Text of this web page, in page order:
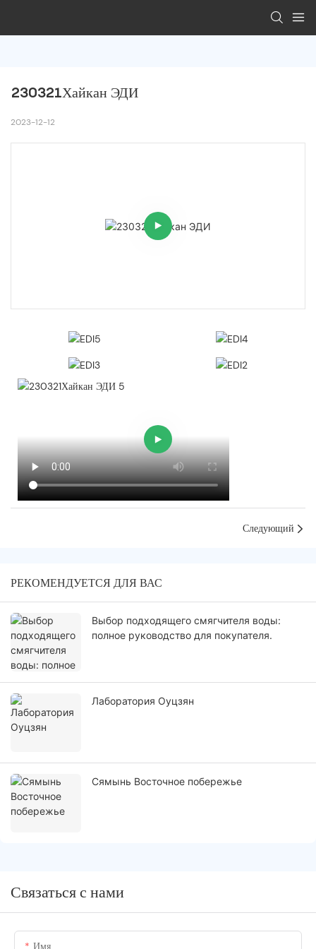
230321Хайкан ЭДИ
2023-12-12
Следующий
РЕКОМЕНДУЕТСЯ ДЛЯ ВАС
Выбор подходящего смягчителя воды:
полное руководство для покупателя.
Лаборатория Оуцзян
Сямынь Восточное побережье
Связаться с нами